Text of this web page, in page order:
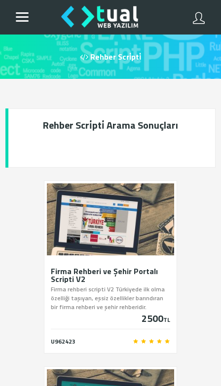
Rehber Scri̇pti̇
Rehber Scri̇pti̇ Arama Sonuçları
Firma Rehberi ve Şehir Portalı
Scripti V2
Firma rehberi scripti V2 Türkiyede ilk olma
özelliği taşıyan, eşsiz özellikler barındıran
bir firma rehberi ve şehir rehberidir.
2500TL
U962423